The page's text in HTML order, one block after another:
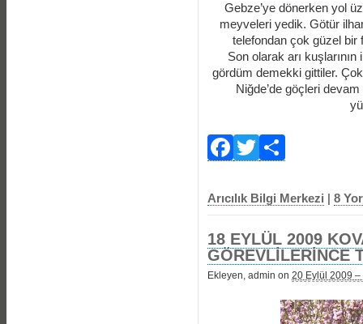
Gebze’ye dönerken yol
meyveleri yedik. Götür
telefondan çok güzel bir
Son olarak arı
gördüm demekki gittiler.
Niğde’de göçleri
Facebook
Twitter
Arıcılık Bilgi Merkezi | 8
18 EYLÜL 2009
GÖREVLİLERİNCE
Ekleyen, admin on 20 Eylül 2009 –